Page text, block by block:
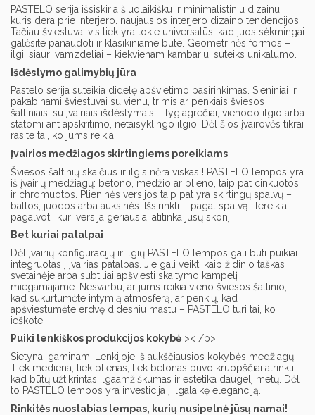
PASTELO serija išsiskiria šiuolaikišku ir minimalistiniu dizainu,
kuris dera prie interjero. naujausios interjero dizaino tendencijos.
Tačiau šviestuvai vis tiek yra tokie universalūs, kad juos sėkmingai
galėsite panaudoti ir klasikiniame bute. Geometrinės formos –
ilgi, siauri vamzdeliai – kiekvienam kambariui suteiks unikalumo.
Išdėstymo galimybių jūra
Pastelo serija suteikia didelę apšvietimo pasirinkimas. Sieniniai ir
pakabinami šviestuvai su vienu, trimis ar penkiais šviesos
šaltiniais, su įvairiais išdėstymais – lygiagrečiai, vienodo ilgio arba
statomi ant apskritimo, netaisyklingo ilgio. Dėl šios įvairovės tikrai
rasite tai, ko jums reikia.
Įvairios medžiagos skirtingiems poreikiams
Šviesos šaltinių skaičius ir ilgis nėra viskas ! PASTELO lempos yra
iš įvairių medžiagų: betono, medžio ar plieno, taip pat cinkuotos
ir chromuotos. Plieninės versijos taip pat yra skirtingų spalvų –
baltos, juodos arba auksinės. Išsirinkti – pagal spalvą. Tereikia
pagalvoti, kuri versija geriausiai atitinka jūsų skonį.
Bet kuriai patalpai
Dėl įvairių konfigūracijų ir ilgių PASTELO lempos gali būti puikiai
integruotas į įvairias patalpas. Jie gali veikti kaip židinio taškas
svetainėje arba subtiliai apšviesti skaitymo kampelį
miegamajame. Nesvarbu, ar jums reikia vieno šviesos šaltinio,
kad sukurtumėte intymią atmosferą, ar penkių, kad
apšviestumėte erdvę didesniu mastu – PASTELO turi tai, ko
ieškote.
Puiki lenkiškos produkcijos kokybė >< /p>
Sietynai gaminami Lenkijoje iš aukščiausios kokybės medžiagų.
Tiek mediena, tiek plienas, tiek betonas buvo kruopščiai atrinkti,
kad būtų užtikrintas ilgaamžiškumas ir estetika daugelį metų. Dėl
to PASTELO lempos yra investicija į ilgalaikę eleganciją.
Rinkitės nuostabias lempas, kurių nusipelnė jūsų namai!